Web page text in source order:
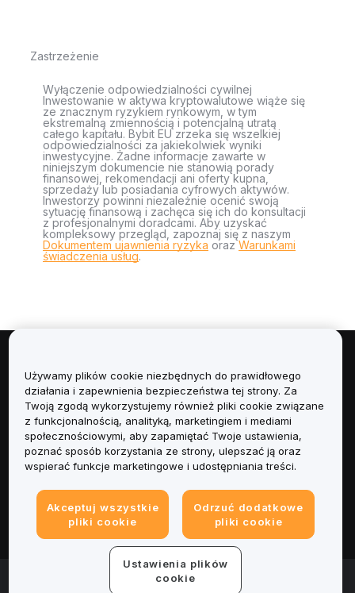
Zastrzeżenie
Wyłączenie odpowiedzialności cywilnej
Inwestowanie w aktywa kryptowalutowe wiąże się
ze znacznym ryzykiem rynkowym, w tym
ekstremalną zmiennością i potencjalną utratą
całego kapitału. Bybit EU zrzeka się wszelkiej
odpowiedzialności za jakiekolwiek wyniki
inwestycyjne. Żadne informacje zawarte w
niniejszym dokumencie nie stanowią porady
finansowej, rekomendacji ani oferty kupna,
sprzedaży lub posiadania cyfrowych aktywów.
Inwestorzy powinni niezależnie ocenić swoją
sytuację finansową i zachęca się ich do konsultacji
z profesjonalnymi doradcami. Aby uzyskać
kompleksowy przegląd, zapoznaj się z naszym
Dokumentem ujawnienia ryzyka orazWarunkami
świadczenia usług.
Informacje
Usługi
Obsługa Klienta
Informacje prawne
© 2025-2026 Bybit.eu. Wszystkie prawa zastrzeżone.
Używamy plików cookie niezbędnych do prawidłowego
działania i zapewnienia bezpieczeństwa tej strony. Za
Twoją zgodą wykorzystujemy również pliki cookie związane
z funkcjonalnością, analityką, marketingiem i mediami
społecznościowymi, aby zapamiętać Twoje ustawienia,
poznać sposób korzystania ze strony, ulepszać ją oraz
wspierać funkcje marketingowe i udostępniania treści.
Akceptuj wszystkie
pliki cookie
Odrzuć dodatkowe
pliki cookie
Ustawienia plików
cookie